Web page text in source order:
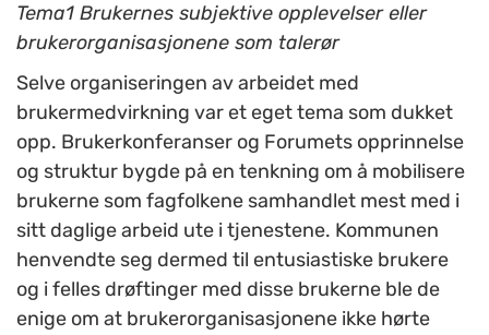
Tema1 Brukernes subjektive opplevelser eller
brukerorganisasjonene som talerør
Selve organiseringen av arbeidet med
brukermedvirkning var et eget tema som dukket
opp. Brukerkonferanser og Forumets opprinnelse
og struktur bygde på en tenkning om å mobilisere
brukerne som fagfolkene samhandlet mest med i
sitt daglige arbeid ute i tjenestene. Kommunen
henvendte seg dermed til entusiastiske brukere
og i felles drøftinger med disse brukerne ble de
enige om at brukerorganisasjonene ikke hørte